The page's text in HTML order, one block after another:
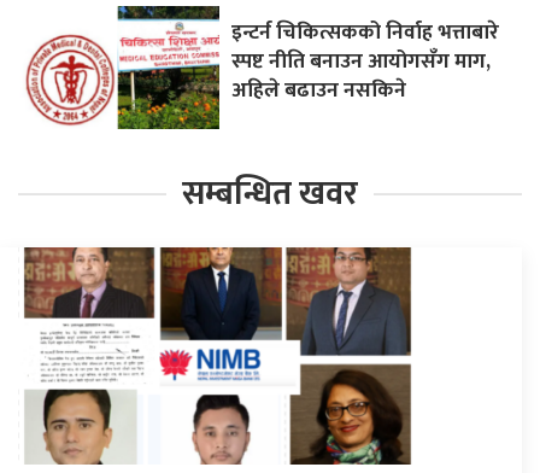
इन्टर्न चिकित्सकको निर्वाह भत्ताबारे
स्पष्ट नीति बनाउन आयोगसँग माग,
अहिले बढाउन नसकिने
सम्बन्धित खवर